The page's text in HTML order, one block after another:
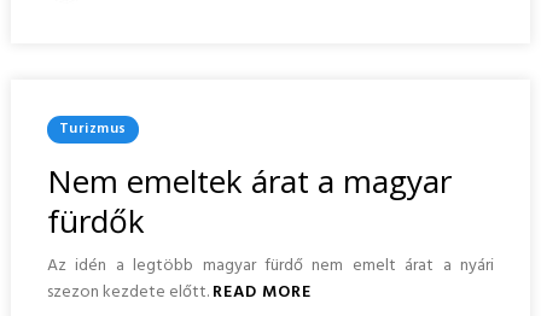
Posted
In
Turizmus
Nem emeltek árat a magyar
fürdők
Az idén a legtöbb magyar fürdő nem emelt árat a nyári
szezon kezdete előtt.READ MORE